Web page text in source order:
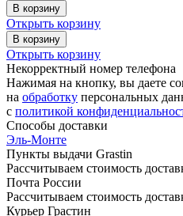
В корзину
Открыть корзину
В корзину
Открыть корзину
Некорректный номер телефона
Нажимая на кнопку, вы даете
на обработку персональных
c политикой
Способы доставки
Эль-Монте
Пункты выдачи Grastin
Рассчитываем стоимость
Почта России
Рассчитываем стоимость
Курьер Грастин